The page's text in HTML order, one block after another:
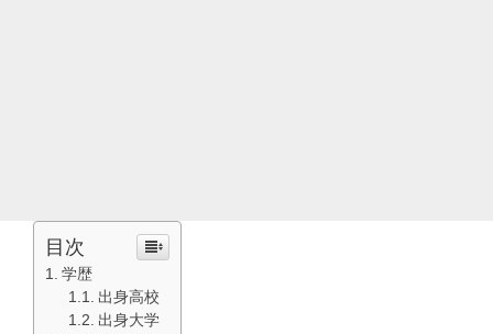
目次
学歴
出身高校
出身大学